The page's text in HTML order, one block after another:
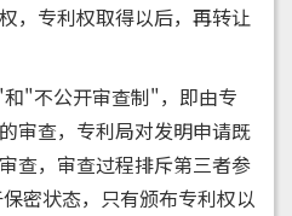
，专利权取得以后，再转让
"不公开审查制"，即由专
审查，专利局对发明申请既
查，审查过程排斥第三者参
密状态，只有颁布专利权以